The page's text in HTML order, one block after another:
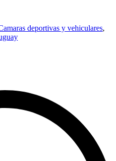
deportivas y vehiculares,